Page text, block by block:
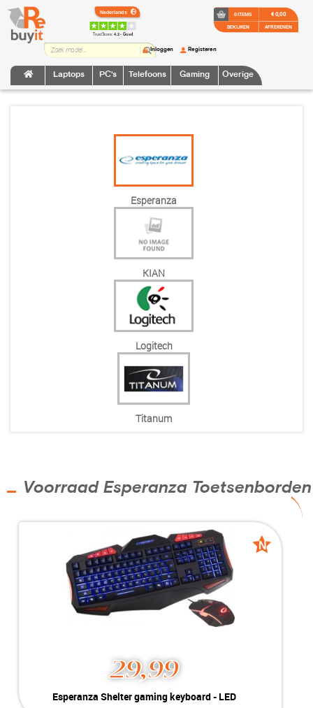
TrustScore:4.2 • Goed
Laptops PC's Telefoons Gaming Overige
Inloggen Registeren
0 ITEMS
BEKIJKEN
€ 0,00
AFREKENEN
Esperanza
KIAN
Logitech
Titanum
Voorraad Esperanza Toetsenborden
N
29,99
Esperanza Shelter gaming keyboard - LED
N
nieuw